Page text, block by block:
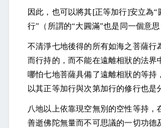
因此，也可以將其[正等加行]安立為“
行”（所謂的“大圓滿”也是同一個意思
不清淨七地後得的所有如海之菩薩行
而行持的，而不能在遠離相狀的法界
哪怕七地菩薩具備了遠離相狀的等持
以其正等加行與次第加行的修行也是
八地以上依靠現空無別的空性等持，
善逝佛陀無量而不可思議的一切功德